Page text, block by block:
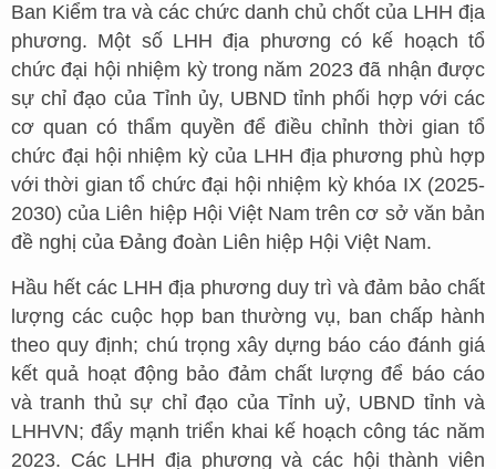
Ban Kiểm tra và các chức danh chủ chốt của LHH địa
phương. Một số LHH địa phương có kế hoạch tổ
chức đại hội nhiệm kỳ trong năm 2023 đã nhận được
sự chỉ đạo của Tỉnh ủy, UBND tỉnh phối hợp với các
cơ quan có thẩm quyền để điều chỉnh thời gian tổ
chức đại hội nhiệm kỳ của LHH địa phương phù hợp
với thời gian tổ chức đại hội nhiệm kỳ khóa IX (2025-
2030) của Liên hiệp Hội Việt Nam trên cơ sở văn bản
đề nghị của Đảng đoàn Liên hiệp Hội Việt Nam.
Hầu hết các LHH địa phương duy trì và đảm bảo chất
lượng các cuộc họp ban thường vụ, ban chấp hành
theo quy định; chú trọng xây dựng báo cáo đánh giá
kết quả hoạt động bảo đảm chất lượng để báo cáo
và tranh thủ sự chỉ đạo của Tỉnh uỷ, UBND tỉnh và
LHHVN; đẩy mạnh triển khai kế hoạch công tác năm
2023. Các LHH địa phương và các hội thành viên